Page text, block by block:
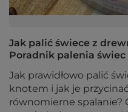
Jak palić świece z
Poradnik palenia świec
Jak prawidłowo palić
knotem i jak je
równomierne spalanie?